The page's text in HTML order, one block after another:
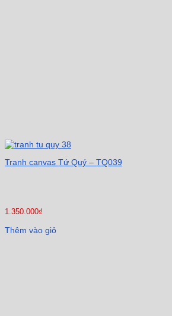
Tranh canvas Tứ Quý – TQ039
1.350.000₫
Thêm vào giỏ